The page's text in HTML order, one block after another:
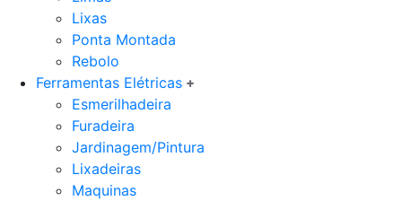
Lixas
Ponta Montada
Rebolo
Ferramentas Elétricas
Esmerilhadeira
Furadeira
Jardinagem/Pintura
Lixadeiras
Maquinas